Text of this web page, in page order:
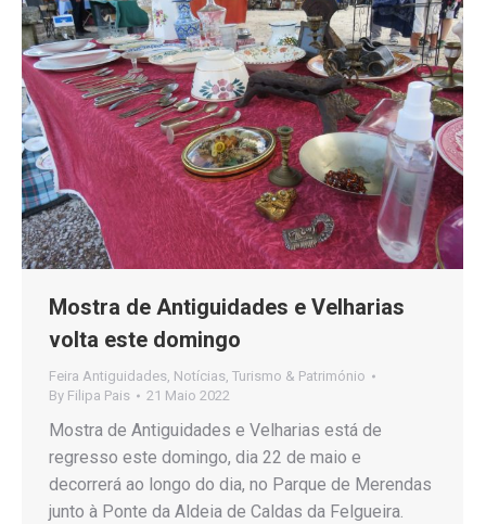
Mostra de Antiguidades e Velharias
volta este domingo
Feira Antiguidades Notícias Turismo & Património
By Filipa Pais 21 Maio 2022
Mostra de Antiguidades e Velharias está de
regresso este domingo, dia 22 de maio e
decorrerá ao longo do dia, no Parque de Merendas
junto à Ponte da Aldeia de Caldas da Felgueira.